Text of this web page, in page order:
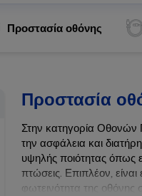
Προστασία οθόνης
Προστασία
Στην κατηγορία Οθονών
την ασφάλεια και
υψηλής ποιότητας όπως
πτώσεις. Επιπλέον,
φωτεινότητα της οθόνης